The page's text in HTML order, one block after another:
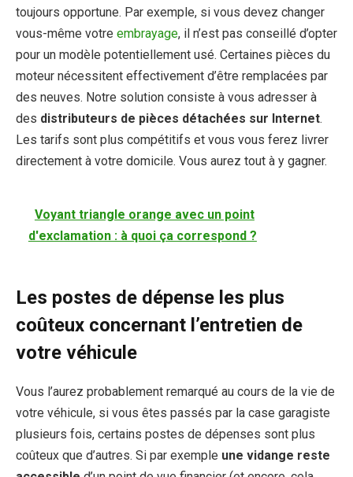
toujours opportune. Par exemple, si vous devez changer
vous-même votre embrayage, il n’est pas conseillé d’opter
pour un modèle potentiellement usé. Certaines pièces du
moteur nécessitent effectivement d’être remplacées par
des neuves. Notre solution consiste à vous adresser à
des distributeurs de pièces détachées sur Internet.
Les tarifs sont plus compétitifs et vous vous ferez livrer
directement à votre domicile. Vous aurez tout à y gagner.
Voyant triangle orange avec un point
d'exclamation : à quoi ça correspond ?
Les postes de dépense les plus
coûteux concernant l’entretien de
votre véhicule
Vous l’aurez probablement remarqué au cours de la vie de
votre véhicule, si vous êtes passés par la case garagiste
plusieurs fois, certains postes de dépenses sont plus
coûteux que d’autres. Si par exemple une vidange reste